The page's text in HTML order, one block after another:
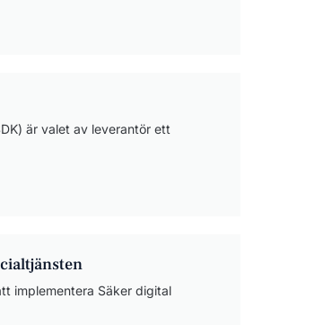
är valet av leverantör ett
implementera Säker digital